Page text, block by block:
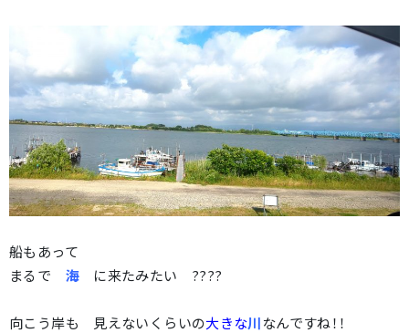
船もあって
まるで 海 に来たみたい ????
向こう岸も 見えないくらいの大きな川なんですね！！